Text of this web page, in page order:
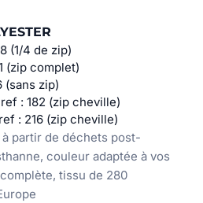
(1/4 de zip)
(zip complet)
(sans zip)
: 182 (zip cheville)
: 216 (zip cheville)
partir de déchets post-
couleur adaptée à vos
tissu de 280